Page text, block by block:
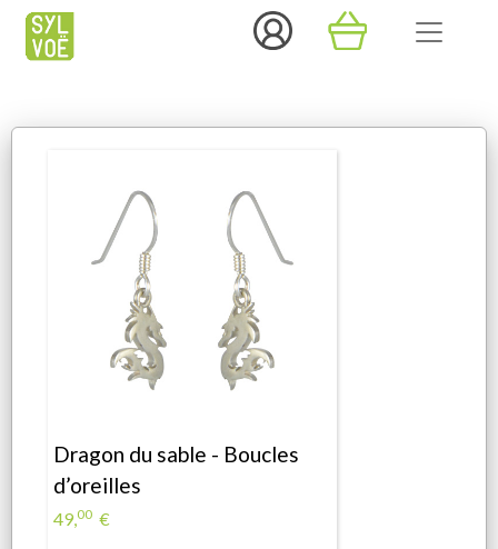
Dragon du sable - Boucles
d’oreilles
49, 00 €